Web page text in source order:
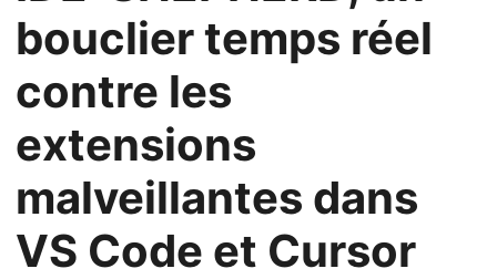
bouclier temps réel
contre les
extensions
malveillantes dans
VS Code et Cursor